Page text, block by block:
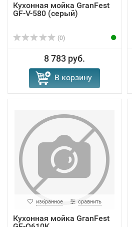
Кухонная мойка GranFest
GF-V-580 (серый)
(0)
8 783 руб.
В корзину
избранное сравнить
Кухонная мойка GranFest